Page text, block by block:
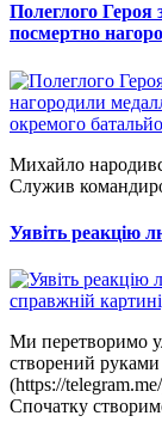
Полеглого
посмертно
Михайло
Служив
Уявіть реакцію
Ми перетворимо
створений
(https://
Спочатку